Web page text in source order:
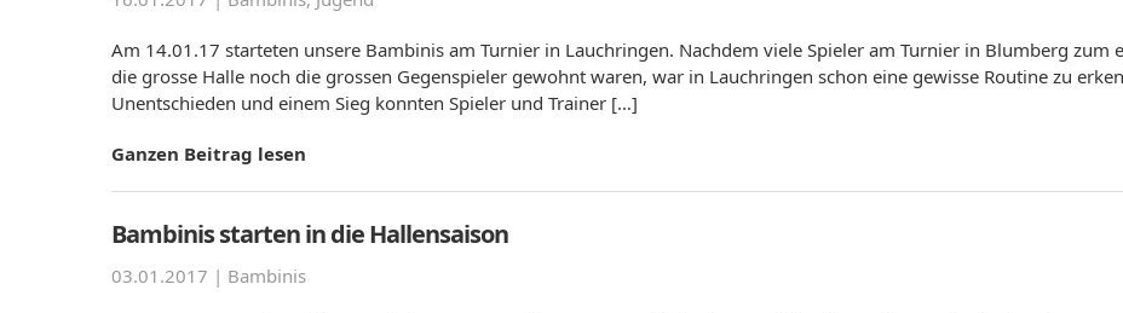
Am 14.01.17 starteten unsere Bambinis am Turnier in Lauchringen. Nachdem viele Spieler am Turnier in Blumberg
die grosse Halle noch die grossen Gegenspieler gewohnt waren, war in Lauchringen schon eine gewisse Routine zu
Unentschieden und einem Sieg konnten Spieler und Trainer […]
Ganzen Beitrag lesen
Bambinis starten in die Hallensaison
03.01.2017 | Bambinis